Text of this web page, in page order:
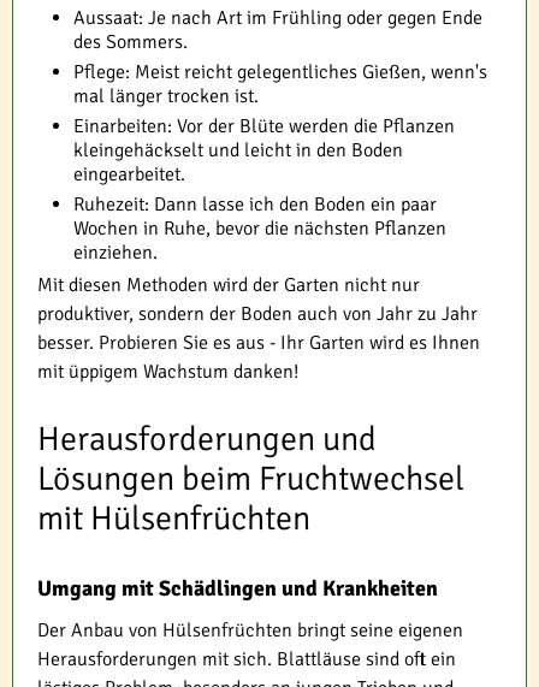
Aussaat: Je nach Art im Frühling oder gegen Ende
des Sommers.
Pflege: Meist reicht gelegentliches Gießen, wenn's
mal länger trocken ist.
Einarbeiten: Vor der Blüte werden die Pflanzen
kleingehäckselt und leicht in den Boden
eingearbeitet.
Ruhezeit: Dann lasse ich den Boden ein paar
Wochen in Ruhe, bevor die nächsten Pflanzen
einziehen.
Mit diesen Methoden wird der Garten nicht nur
produktiver, sondern der Boden auch von Jahr zu Jahr
besser. Probieren Sie es aus - Ihr Garten wird es Ihnen
mit üppigem Wachstum danken!
Herausforderungen und
Lösungen beim Fruchtwechsel
mit Hülsenfrüchten
Umgang mit Schädlingen und Krankheiten
Der Anbau von Hülsenfrüchten bringt seine eigenen
Herausforderungen mit sich. Blattläuse sind oft ein